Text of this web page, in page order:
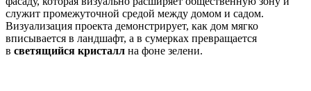
служит промежуточной средой между домом и садом.
Визуализация проекта демонстрирует, как дом мягко
вписывается в ландшафт, а в сумерках превращается
в светящийся кристалл на фоне зелени.